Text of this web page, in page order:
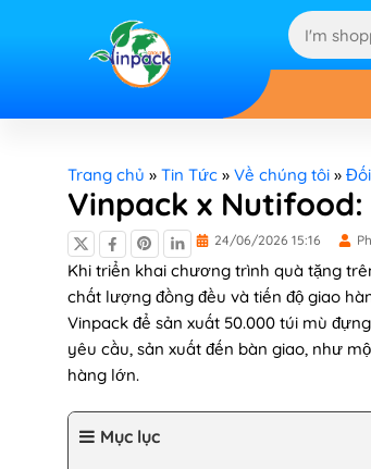
Trang chủ » Tin Tức » Về chúng tôi »
Vinpack x
24/06/2026 15:16
Khi triển khai chương trình quà tặng
chất lượng đồng đều và tiến độ giao
Vinpack để sản xuất 50.000 túi mù
yêu cầu, sản xuất đến bàn giao, như
hàng lớn.
Mục lục